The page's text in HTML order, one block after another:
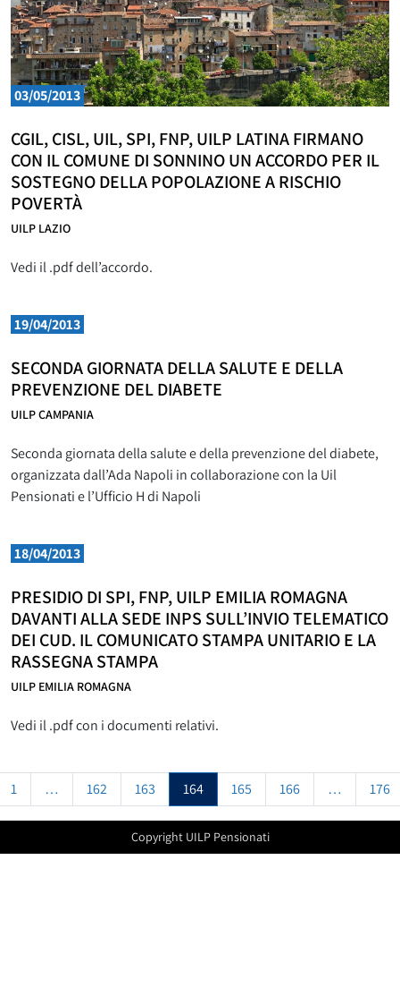
03/05/2013
CGIL, CISL, UIL, SPI, FNP, UILP LATINA FIRMANO
CON IL COMUNE DI SONNINO UN ACCORDO PER IL
SOSTEGNO DELLA POPOLAZIONE A RISCHIO
POVERTÀ
UILP LAZIO
Vedi il .pdf dell’accordo.
19/04/2013
SECONDA GIORNATA DELLA SALUTE E DELLA
PREVENZIONE DEL DIABETE
UILP CAMPANIA
Seconda giornata della salute e della prevenzione del diabete,
organizzata dall’Ada Napoli in collaborazione con la Uil
Pensionati e l’Ufficio H di Napoli
18/04/2013
PRESIDIO DI SPI, FNP, UILP EMILIA ROMAGNA
DAVANTI ALLA SEDE INPS SULL’INVIO TELEMATICO
DEI CUD. IL COMUNICATO STAMPA UNITARIO E LA
RASSEGNA STAMPA
UILP EMILIA ROMAGNA
Vedi il .pdf con i documenti relativi.
degli articoli
1 … 162 163 164 165 166 … 176
Copyright UILP Pensionati